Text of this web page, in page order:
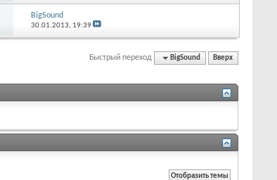
BigSound
30.01.2013, 19:39
Быстрый переход BigSound Вверх